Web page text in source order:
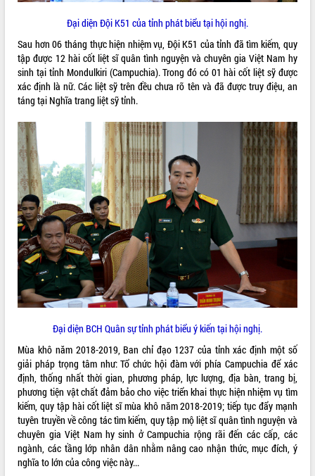
Khám bệnh, cấp phát thuốc miễn phí
và tặng quà người dân xã Cư Pui
tháng 7/2026
Lễ truy tặng danh hiệu “Bà Mẹ Việt
Nam Anh hùng” và trao Huân chương
Lao động
UBND tỉnh Đắk Lắk triển khai nhiệm
vụ 6 tháng cuối năm 2026
Kỳ họp thứ Hai, Hội đồng nhân dân
tỉnh khóa XI quyết nghị nhiều nội dung
quan trọng
Bí thư Tỉnh ủy Lương Nguyễn Minh
Triết thăm, tặng quà người có công với
cách mạng
văn hóa, thể thao đáp ứng yêu cầu
phát triển mới
Thường trực HĐND tỉnh Đắk Lắk gặp
mặt Đoàn chuyên gia y tế TP. Hồ Chí
Minh
Lễ truy điệu và an táng hài cốt liệt sĩ
tại Nghĩa trang Liệt sĩ xã Sơn Hòa
Bàn giải pháp tháo gỡ khó khăn trong
xuất khẩu sầu riêng và triển khai quy
định EUDR
ALBUM ẢNH
LIÊN KẾT WEB
THỐNG KÊ TRUY CẬP
Hôm nay: 22585
Tất cả: 66067908
Đại diện Đội K51 của tỉnh phát biểu tại hội nghị.
Sau hơn 06 tháng thực hiện nhiệm vụ, Đội K51 của tỉnh đã tìm kiếm, quy
tập được 12 hài cốt liệt sĩ quân tình nguyện và chuyên gia Việt Nam hy
sinh tại tỉnh Mondulkiri (Campuchia). Trong đó có 01 hài cốt liệt sỹ được
xác định là nữ. Các liệt sỹ trên đều chưa rõ tên và đã được truy điệu, an
táng tại Nghĩa trang liệt sỹ tỉnh.
Đại diện BCH Quân sự tỉnh phát biểu ý kiến tại hội nghị.
Mùa khô năm 2018-2019, Ban chỉ đạo 1237 của tỉnh xác định một số
giải pháp trọng tâm như: Tổ chức hội đàm với phía Campuchia để xác
định, thống nhất thời gian, phương pháp, lực lượng, địa bàn, trang bị,
phương tiện vật chất đảm bảo cho việc triển khai thực hiện nhiệm vụ tìm
kiếm, quy tập hài cốt liệt sĩ mùa khô năm 2018-2019; tiếp tục đẩy mạnh
tuyên truyền về công tác tìm kiếm, quy tập mộ liệt sĩ quân tình nguyện và
chuyên gia Việt Nam hy sinh ở Campuchia rộng rãi đến các cấp, các
ngành, các tầng lớp nhân dân nhằm nâng cao nhận thức, mục đích, ý
nghĩa to lớn của công việc này...